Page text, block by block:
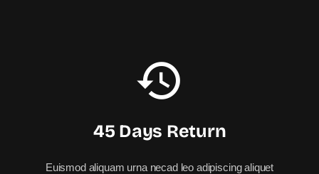
45 Days Return
Euismod aliquam urna necad leo adipiscing aliquet